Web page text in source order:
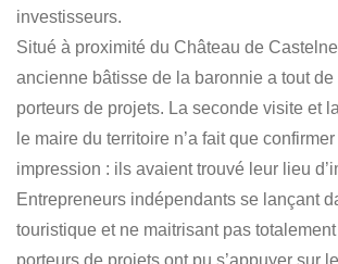
investisseurs. ​
Situé à proximité du Château de
ancienne bâtisse de la baronnie a tout
porteurs de projets. La seconde visite et
le maire du territoire n’a fait que
impression : ils avaient trouvé leur lieu
Entrepreneurs indépendants se lançant
touristique et ne maitrisant pas
porteurs de projets ont pu s’appuyer sur